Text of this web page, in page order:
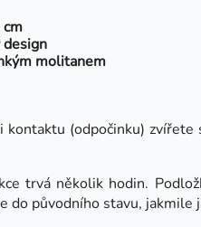
molitanem
kontaktu (odpočinku) zvířete
trvá několik hodin.
do původního stavu,